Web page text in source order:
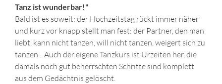
Tanz ist wunderbar!"
Bald ist es soweit: der Hochzeitstag rückt immer näher
und kurz vor knapp stellt man fest: der Partner, den man
liebt, kann nicht tanzen, will nicht tanzen, weigert sich zu
tanzen... Auch der eigene Tanzkurs ist Urzeiten her, die
damals noch gut beherrschten Schritte sind komplett
aus dem Gedächtnis gelöscht.